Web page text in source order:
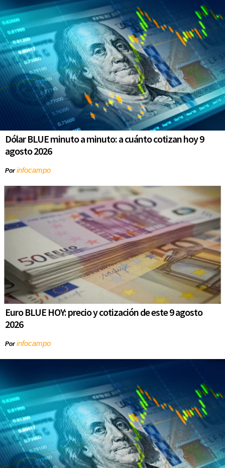
Dólar BLUE minuto a minuto: a cuánto cotizan hoy 9
agosto 2026
Porinfocampo
Euro BLUE HOY: precio y cotización de este 9 agosto
2026
Porinfocampo